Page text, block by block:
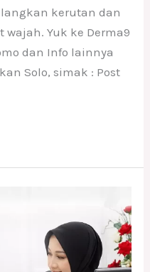
kerutan dan
Yuk ke Derma9
dan Info lainnya
Solo, simak : Post